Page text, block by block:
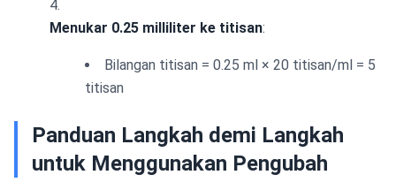
Menukar 0.25 milliliter ke titisan:
Bilangan titisan = 0.25 ml × 20 titisan/ml = 5
titisan
Panduan Langkah demi Langkah
untuk Menggunakan Pengubah